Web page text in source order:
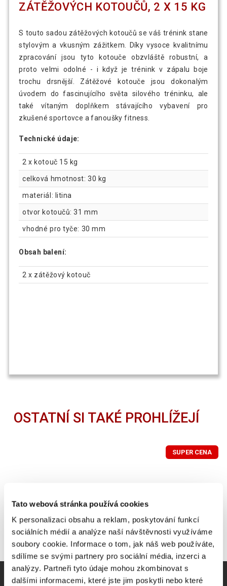
Tato webová stránka používá cookies
K personalizaci obsahu a reklam, poskytování funkcí
sociálních médií a analýze naší návštěvnosti využíváme
soubory cookie. Informace o tom, jak náš web používáte,
sdílíme se svými partnery pro sociální média, inzerci a
analýzy. Partneři tyto údaje mohou zkombinovat s
dalšími informacemi, které jste jim poskytli nebo které
ZÁTĚŽOVÝCH KOTOUČŮ, 2 X 15 KG
S touto sadou zátěžových kotoučů se váš trénink stane
stylovým a vkusným zážitkem. Díky vysoce kvalitnímu
zpracování jsou tyto kotouče obzvláště robustní, a
proto velmi odolné - i když je trénink v zápalu boje
trochu drsnější. Zátěžové kotouče jsou dokonalým
úvodem do fascinujícího světa silového tréninku, ale
také vítaným doplňkem stávajícího vybavení pro
zkušené sportovce a fanoušky fitness.
Technické údaje:
2 x kotouč 15 kg
celková hmotnost: 30 kg
materiál: litina
otvor kotoučů: 31 mm
vhodné pro tyče: 30 mm
Obsah balení:
2 x zátěžový kotouč
OSTATNÍ SI TAKÉ PROHLÍŽEJÍ
SUPER CENA